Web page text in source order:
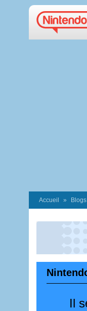
Accueil Blogs
Il